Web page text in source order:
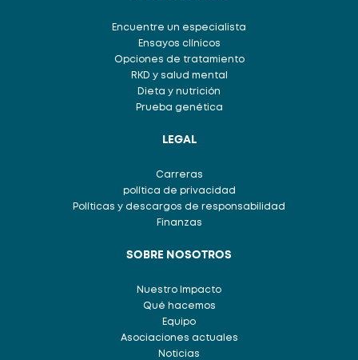
Encuentre un especialista
Ensayos clínicos
Opciones de tratamiento
RKD y salud mental
Dieta y nutrición
Prueba genética
LEGAL
Carreras
política de privacidad
Políticas y descargos de responsabilidad
Finanzas
SOBRE NOSOTROS
Nuestro Impacto
Qué hacemos
Equipo
Asociaciones actuales
Noticias